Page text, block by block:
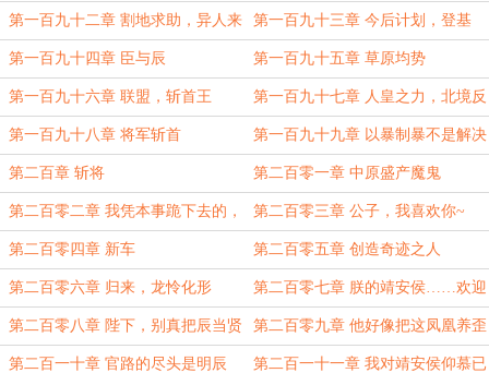
主
第一百九十二章 割地求助，异人来
投
第一百九十三章 今后计划，登基
第一百九十四章 臣与辰 第一百九十五章 草原均势
第一百九十六章 联盟，斩首王 第一百九十七章 人皇之力，北境反
叛
第一百九十八章 将军斩首 第一百九十九章 以暴制暴不是解决
问题的办法，但是爽
第二百章 斩将 第二百零一章 中原盛产魔鬼
第二百零二章 我凭本事跪下去的，
你凭什么要让我站起来（明天多更
些）
第二百零三章 公子，我喜欢你~
第二百零四章 新车 第二百零五章 创造奇迹之人
第二百零六章 归来，龙怜化形 第二百零七章 朕的靖安侯……欢迎
回来
第二百零八章 陛下，别真把辰当贤
臣呐！
第二百零九章 他好像把这凤凰养歪
了
第二百一十章 官路的尽头是明辰 第二百一十一章 我对靖安侯仰慕已